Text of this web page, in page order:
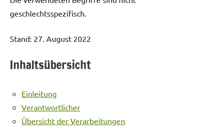
geschlechtsspezifisch.
Stand: 27. August 2022
Inhaltsübersicht
Einleitung
Verantwortlicher
Übersicht der Verarbeitungen